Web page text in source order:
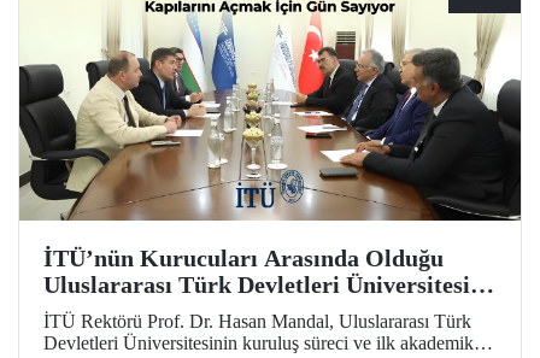
İTÜ’nün Kurucuları Arasında Olduğu
Uluslararası Türk Devletleri Üniversitesi
Kapılarını Açmak İçin Gün Sayıyor
İTÜ Rektörü Prof. Dr. Hasan Mandal, Uluslararası Türk
Devletleri Üniversitesinin kuruluş süreci ve ilk akademik